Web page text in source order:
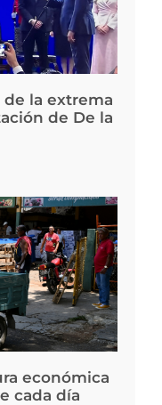
de la extrema
de De la
económica
cada día